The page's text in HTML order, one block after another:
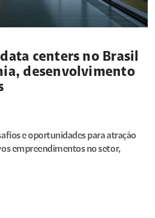
centers no Brasil
desenvolvimento
e oportunidades para atração
empreendimentos no setor,